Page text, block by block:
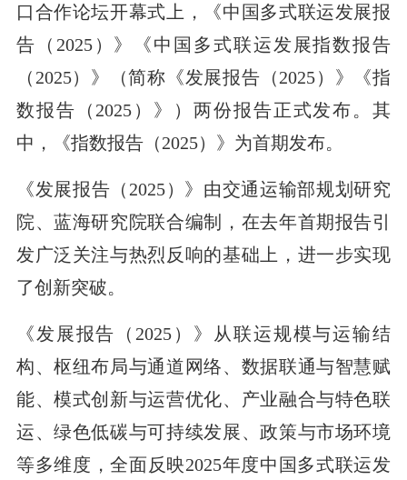
口合作论坛开幕式上，《中国多式联运发展报
告（2025）》《中国多式联运发展指数报告
（2025）》（简称《发展报告（2025）》《指
数报告（2025）》）两份报告正式发布。其
中，《指数报告（2025）》为首期发布。
《发展报告（2025）》由交通运输部规划研究
院、蓝海研究院联合编制，在去年首期报告引
发广泛关注与热烈反响的基础上，进一步实现
了创新突破。
《发展报告（2025）》从联运规模与运输结
构、枢纽布局与通道网络、数据联通与智慧赋
能、模式创新与运营优化、产业融合与特色联
运、绿色低碳与可持续发展、政策与市场环境
等多维度，全面反映2025年度中国多式联运发